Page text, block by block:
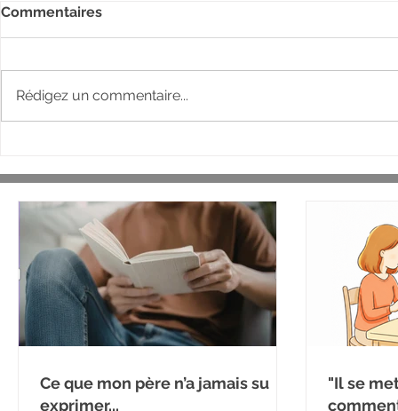
Commentaires
Rédigez un commentaire...
Ce que mon père n’a jamais su
exprimer...
"Il se